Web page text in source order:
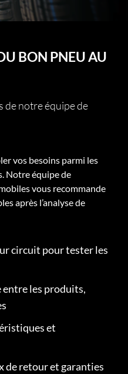
BON PNEU AU
de notre équipe de
vos besoins parmi les
Notre équipe de
vous recommande
après l’analyse de
circuit pour tester les
les produits,
et
de retour et garanties